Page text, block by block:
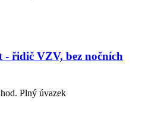
řidič VZV, bez nočních
Plný úvazek